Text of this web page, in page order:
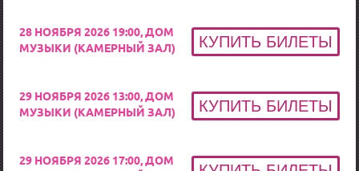
28 НОЯБРЯ 2026 19:00, ДОМ
МУЗЫКИ (КАМЕРНЫЙ ЗАЛ)
29 НОЯБРЯ 2026 13:00, ДОМ
МУЗЫКИ (КАМЕРНЫЙ ЗАЛ)
29 НОЯБРЯ 2026 17:00, ДОМ